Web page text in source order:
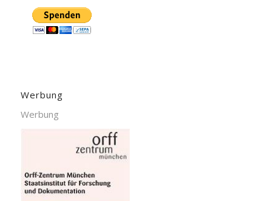
Werbung
Werbung